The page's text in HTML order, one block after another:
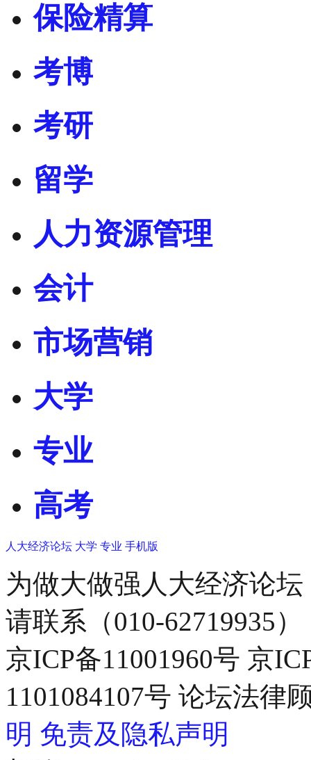
保险精算
考博
考研
留学
人力资源管理
会计
市场营销
大学
专业
高考
人大经济论坛 大学 专业 手机版
为做大做强人大经济论
请联系（010-62719935）
京ICP备11001960号 京
1101084107号 论坛法律
明 免责及隐私声明